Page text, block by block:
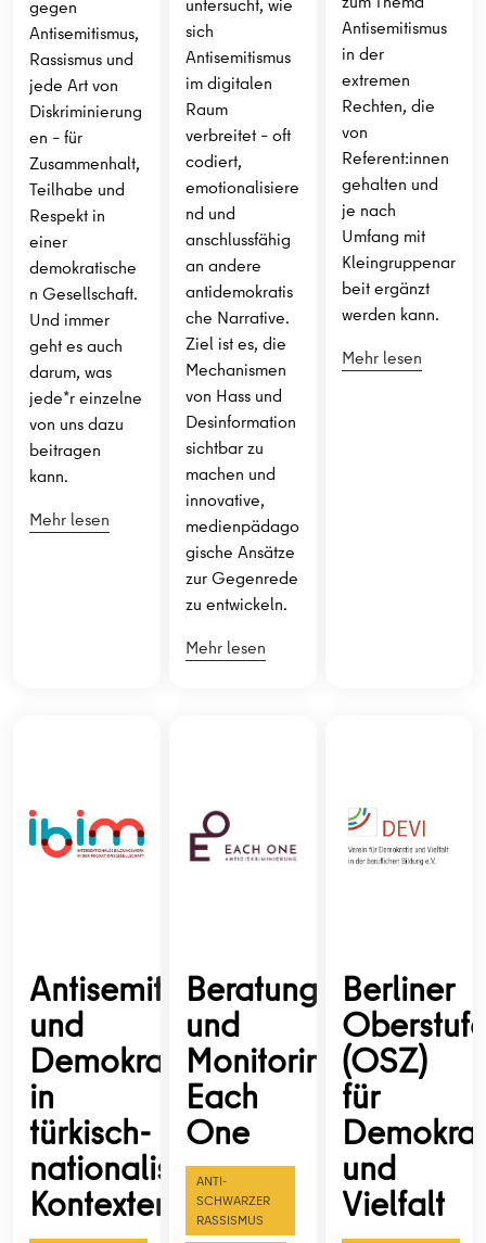
gegen
Antisemitismus,
Rassismus und
jede Art von
Diskriminierung
en – für
Zusammenhalt,
Teilhabe und
Respekt in
einer
demokratische
n Gesellschaft.
Und immer
geht es auch
darum, was
jede*r einzelne
von uns dazu
beitragen
kann.
Mehr lesen
sich
Antisemitismus
im digitalen
Raum
verbreitet – oft
codiert,
emotionalisiere
nd und
anschlussfähig
an andere
antidemokratis
che Narrative.
Ziel ist es, die
Mechanismen
von Hass und
Desinformation
sichtbar zu
machen und
innovative,
medienpädago
gische Ansätze
zur Gegenrede
zu entwickeln.
Mehr lesen
Antisemitismus
in der
extremen
Rechten, die
von
Referent:innen
gehalten und
je nach
Umfang mit
Kleingruppenar
beit ergänzt
werden kann.
Mehr lesen
Antisemitismus
und
Demokratiefeindlichkeit
in
türkisch-
nationalistischen
Kontexten
Beratungs-
und
Monitoringstelle
Each
One
ANTI-
SCHWARZER
RASSISMUS
Berliner
(OSZ)
für
und
Vielfalt